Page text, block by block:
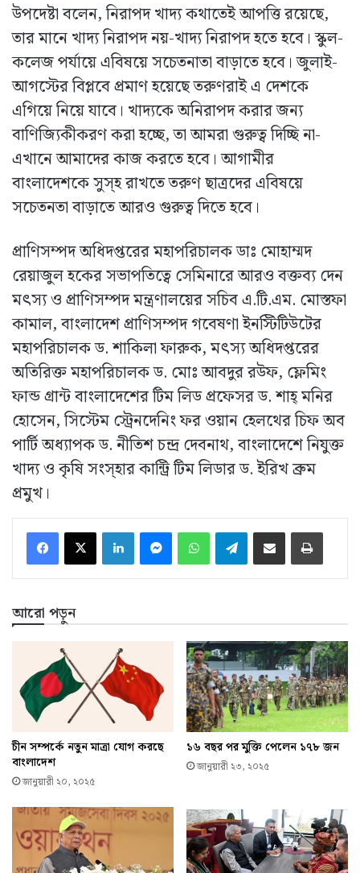
উপদেষ্টা বলেন, নিরাপদ খাদ্য কথাতেই আপত্তি রয়েছে,
তার মানে খাদ্য নিরাপদ নয়-খাদ্য নিরাপদ হতে হবে। স্কুল-
কলেজ পর্যায়ে এবিষয়ে সচেতনাতা বাড়াতে হবে। জুলাই-
আগস্টের বিপ্লবে প্রমাণ হয়েছে তরুণরাই এ দেশকে
এগিয়ে নিয়ে যাবে। খাদ্যকে অনিরাপদ করার জন্য
বাণিজ্যিকীকরণ করা হচ্ছে, তা আমরা গুরুত্ব দিচ্ছি না-
এখানে আমাদের কাজ করতে হবে। আগামীর
বাংলাদেশকে সুস্হ রাখতে তরুণ ছাত্রদের এবিষয়ে
সচেতনতা বাড়াতে আরও গুরুত্ব দিতে হবে।
প্রাণিসম্পদ অধিদপ্তরের মহাপরিচালক ডাঃ মোহাম্মদ
রেয়াজুল হকের সভাপতিত্বে সেমিনারে আরও বক্তব্য দেন
মৎস্য ও প্রাণিসম্পদ মন্ত্রণালয়ের সচিব এ.টি.এম. মোস্তফা
কামাল, বাংলাদেশ প্রাণিসম্পদ গবেষণা ইনস্টিটিউটের
মহাপরিচালক ড. শাকিলা ফারুক, মৎস্য অধিদপ্তরের
অতিরিক্ত মহাপরিচালক ড. মোঃ আবদুর রউফ, ফ্লেমিং
ফান্ড গ্রান্ট বাংলাদেশের টিম লিড প্রফেসর ড. শাহ্ মনির
হোসেন, সিস্টেম স্ট্রেনদেনিং ফর ওয়ান হেলথের চিফ অব
পার্টি অধ্যাপক ড. নীতিশ চন্দ্র দেবনাথ, বাংলাদেশে নিযুক্ত
খাদ্য ও কৃষি সংস্হার কান্ট্রি টিম লিডার ড. ইরিখ ব্রুম
প্রমুখ।
LinkedInMessengerWhatsAppTelegramইমেইলে শেয়ার করুন প্রিন্ট
আরো পড়ুন
চীন সম্পর্কে নতুন মাত্রা যোগ করছে
বাংলাদেশ
জানুয়ারী ২০, ২০২৫
১৬ বছর পর মুক্তি পেলেন ১৭৮ জন
জানুয়ারী ২৩, ২০২৫